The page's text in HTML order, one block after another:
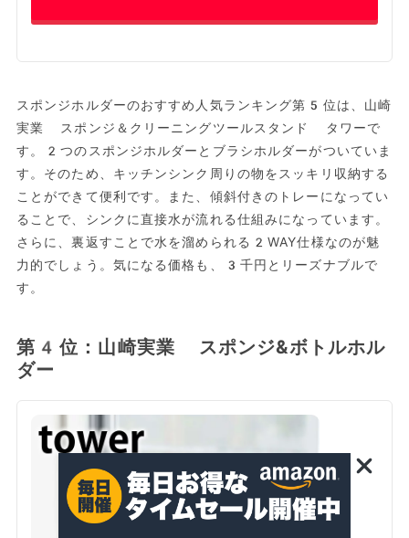
スポンジホルダーのおすすめ人気ランキング第5位は、山崎
実業 スポンジ＆クリーニングツールスタンド タワーで
す。2つのスポンジホルダーとブラシホルダーがついていま
す。そのため、キッチンシンク周りの物をスッキリ収納する
ことができて便利です。また、傾斜付きのトレーになってい
ることで、シンクに直接水が流れる仕組みになっています。
さらに、裏返すことで水を溜められる2WAY仕様なのが魅
力的でしょう。気になる価格も、3千円とリーズナブルで
す。
第4位：山崎実業 スポンジ&ボトルホル
ダー